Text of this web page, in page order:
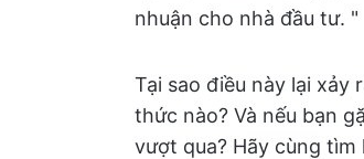
nhuận cho nhà đầu tư. "
Tại sao điều này lại xảy
thức nào? Và nếu bạn
vượt qua? Hãy cùng tìm